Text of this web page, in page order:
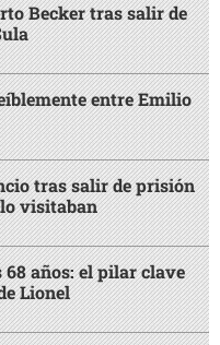
Becker tras salir de
entre Emilio
tras salir de prisión
visitaban
68 años: el pilar clave
Lionel